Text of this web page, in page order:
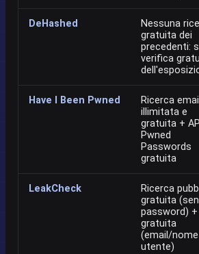
DeHashed
Nessuna
gratuita dei
precedenti:
verifica
Have I Been Pwned
Ricerca email
illimitata e
gratuita + API
Pwned
Passwords
gratuita
LeakCheck
Ricerca
gratuita
password) +
gratuita
(email/nome
utente)